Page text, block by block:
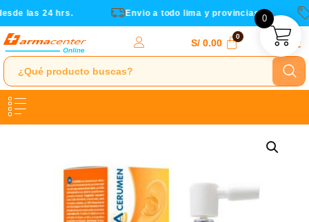
Ir
al
contenido
las 24 hrs. Envio a todo lima y provincias
S/0.00
0